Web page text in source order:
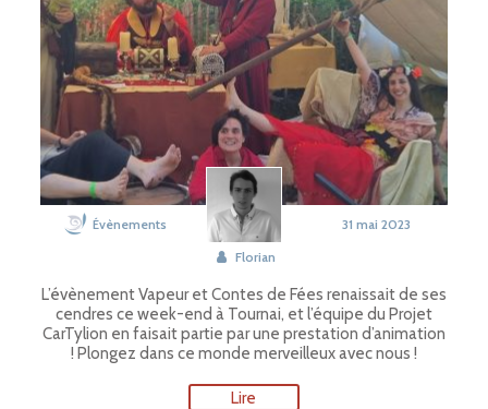
Évènements
Florian
31 mai 2023
L’évènement Vapeur et Contes de Fées renaissait de ses
cendres ce week-end à Tournai, et l’équipe du Projet
CarTylion en faisait partie par une prestation d’animation
! Plongez dans ce monde merveilleux avec nous !
Lire